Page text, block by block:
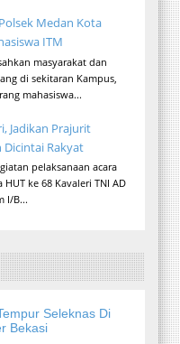
Medan Kota
ITM
masyarakat dan
di sekitaran Kampus,
mahasiswa...
Jadikan Prajurit
Rakyat
pelaksanaan acara
ke 68 Kavaleri TNI AD
I/B...
Seleknas Di
Bekasi